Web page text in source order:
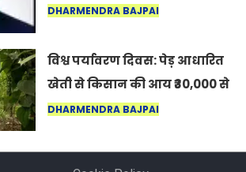
शहर का मान
DHARMENDRA BAJPAI
विश्व पर्यावरण दिवस: पेड़ आधारित
खेती से किसान की आय ₹30,000 से
बढ़कर ₹3 लाख प्रति एकड़ हुई
DHARMENDRA BAJPAI